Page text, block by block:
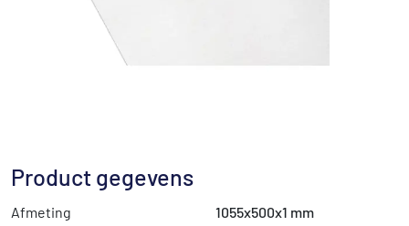
Product gegevens
Afmeting
1055x500x1 mm